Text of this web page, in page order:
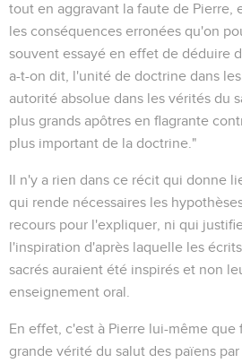
tout en aggravant la faute de Pierre,
les conséquences erronées qu'on
souvent essayé en effet de déduire
a-t-on dit, l'unité de doctrine dans
autorité absolue dans les vérités du
plus grands apôtres en flagrante
plus important de la doctrine."
Il n'y a rien dans ce récit qui donne
qui rende nécessaires les
recours pour l'expliquer, ni qui
l'inspiration d'après laquelle les
sacrés auraient été inspirés et non
enseignement oral.
En effet, c'est à Pierre lui-même
grande vérité du salut des païens